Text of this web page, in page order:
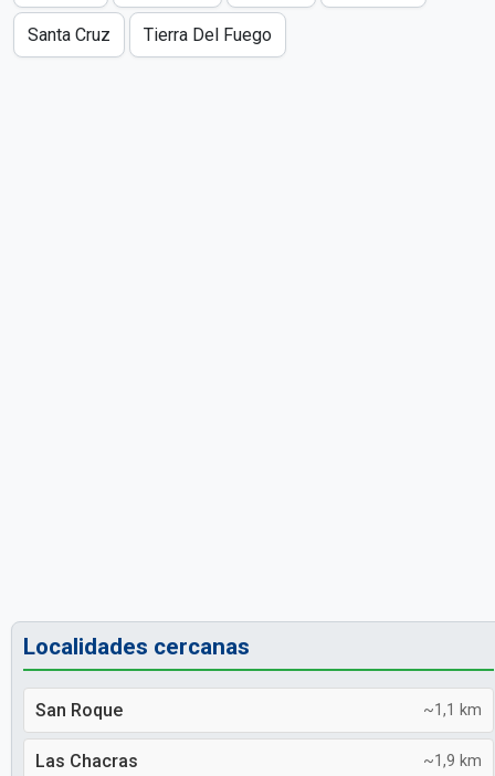
Santa Cruz Tierra Del Fuego
Localidades cercanas
San Roque ~1,1 km
Las Chacras ~1,9 km